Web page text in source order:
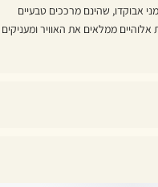
אבוקדו, שהינם מרככים טבעיים
אלוהיים ממלאים את האוויר ומעניקים